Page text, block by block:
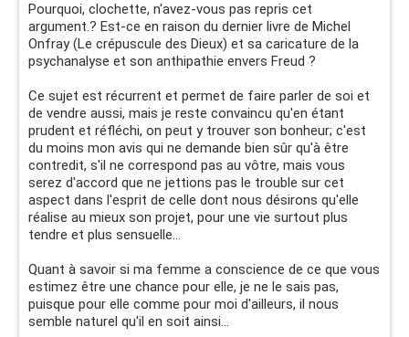
Pourquoi, clochette, n'avez-vous pas repris cet
argument.? Est-ce en raison du dernier livre de Michel
Onfray (Le crépuscule des Dieux) et sa caricature de la
psychanalyse et son anthipathie envers Freud ?
Ce sujet est récurrent et permet de faire parler de soi et
de vendre aussi, mais je reste convaincu qu'en étant
prudent et réfléchi, on peut y trouver son bonheur; c'est
du moins mon avis qui ne demande bien sûr qu'à être
contredit, s'il ne correspond pas au vôtre, mais vous
serez d'accord que ne jettions pas le trouble sur cet
aspect dans l'esprit de celle dont nous désirons qu'elle
réalise au mieux son projet, pour une vie surtout plus
tendre et plus sensuelle...
Quant à savoir si ma femme a conscience de ce que vous
estimez être une chance pour elle, je ne le sais pas,
puisque pour elle comme pour moi d'ailleurs, il nous
semble naturel qu'il en soit ainsi...